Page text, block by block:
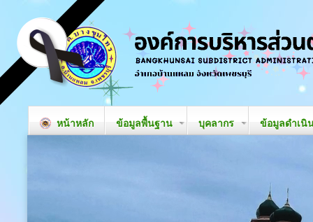
หน้าหลัก ข้อมูลพื้นฐาน บุคลากร ข้อมูลดำเนิ